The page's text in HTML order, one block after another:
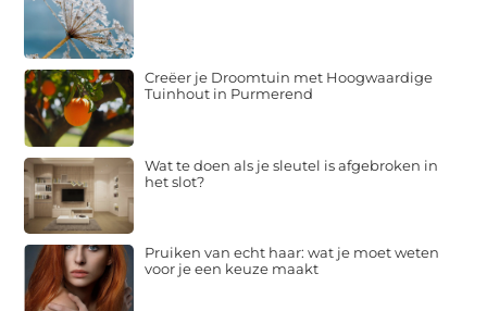
Creëer je Droomtuin met Hoogwaardige
Tuinhout in Purmerend
Wat te doen als je sleutel is afgebroken in
het slot?
Pruiken van echt haar: wat je moet weten
voor je een keuze maakt